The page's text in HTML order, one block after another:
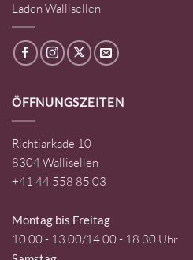
Laden Wallisellen
ÖFFNUNGSZEITEN
Richtiarkade 10
8304 Wallisellen
+41 44 558 85 03
Montag bis Freitag
10.00 - 13.00/14.00 - 18.30 Uhr